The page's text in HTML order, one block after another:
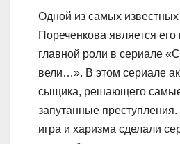
Одной из самых
Пореченкова является
главной роли в сериале
вели…». В этом сериале
сыщика, решающего
запутанные
игра и харизма сделали